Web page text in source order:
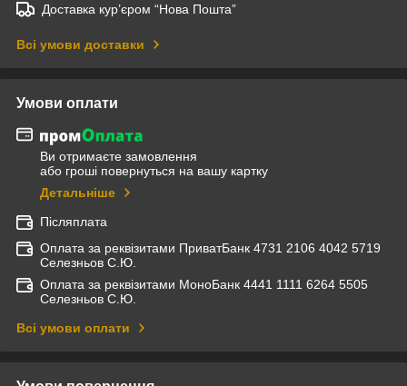
Доставка кур’єром “Нова Пошта”
Всі умови доставки
Умови оплати
Ви отримаєте замовлення
або гроші повернуться на вашу картку
Детальніше
Післяплата
Оплата за реквізитами ПриватБанк 4731 2106 4042 5719
Селезньов С.Ю.
Оплата за реквізитами МоноБанк 4441 1111 6264 5505
Селезньов С.Ю.
Всі умови оплати